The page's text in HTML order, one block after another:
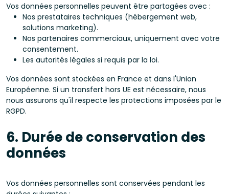
Vos données personnelles peuvent être partagées avec :
Nos prestataires techniques (hébergement web,
solutions marketing).
Nos partenaires commerciaux, uniquement avec votre
consentement.
Les autorités légales si requis par la loi.
Vos données sont stockées en France et dans l'Union
Européenne. Si un transfert hors UE est nécessaire, nous
nous assurons qu'il respecte les protections imposées par le
RGPD.
6. Durée de conservation des
données
Vos données personnelles sont conservées pendant les